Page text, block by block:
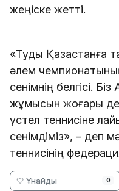
жеңіске жетті.
«Туды Қазақстанға
әлем чемпионатының
сенімнің белгісі.
жұмысын жоғары
үстел теннисіне
сенімдіміз», – деп
теннисінің
🤍 Ұнайды 0